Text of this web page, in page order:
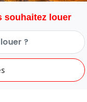
souhaitez louer